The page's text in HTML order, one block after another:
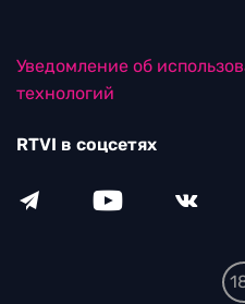
Уведомление об
технологий
RTVI в соцсетях